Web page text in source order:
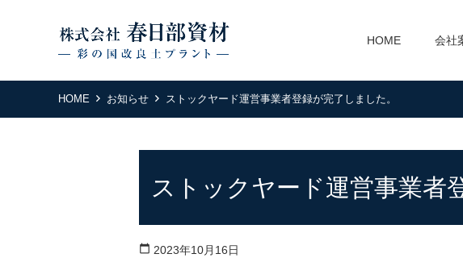
HOME 会社
HOME お知らせ ストックヤード運営事業者登録が完了しました。
ストックヤード運営事業者
calendar_today 2023年10月16日